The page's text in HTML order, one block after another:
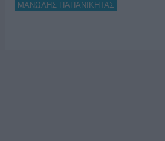
ΜΑΝΩΛΗΣ ΠΑΠΑΝΙΚΗΤΑΣ